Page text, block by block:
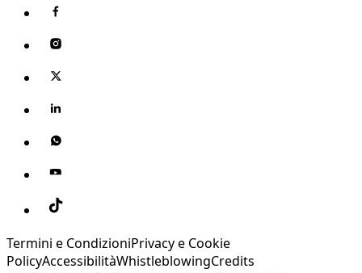
Termini e CondizioniPrivacy e Cookie
PolicyAccessibilitàWhistleblowingCredits